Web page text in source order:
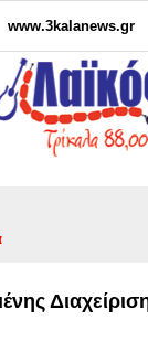
www.3kalanews.gr